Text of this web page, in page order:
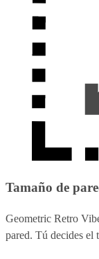
Tamaño de
Geometric Retro
pared. Tú decides el